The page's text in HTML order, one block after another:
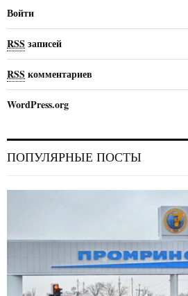
Войти
RSS записей
RSS комментариев
WordPress.org
ПОПУЛЯРНЫЕ ПОСТЫ